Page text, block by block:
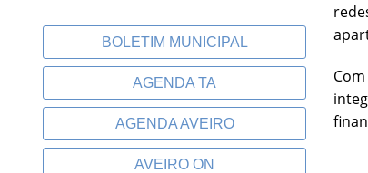
BOLETIM MUNICIPAL
AGENDA TA
AGENDA AVEIRO
AVEIRO ON